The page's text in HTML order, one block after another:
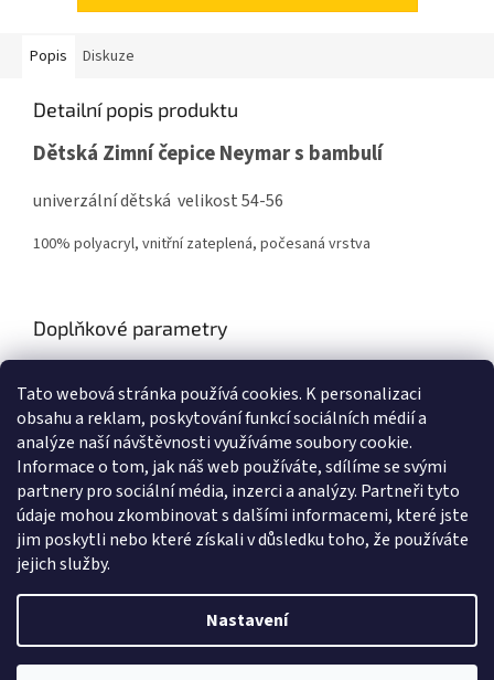
Tato webová stránka používá cookies. K personalizaci
obsahu a reklam, poskytování funkcí sociálních médií a
analýze naší návštěvnosti využíváme soubory cookie.
Informace o tom, jak náš web používáte, sdílíme se svými
partnery pro sociální média, inzerci a analýzy. Partneři tyto
údaje mohou zkombinovat s dalšími informacemi, které jste
jim poskytli nebo které získali v důsledku toho, že používáte
jejich služby.
Nastavení
Popis Diskuze
Detailní popis produktu
Dětská Zimní čepice Neymar s bambulí
univerzální dětská velikost 54-56
100% polyacryl, vnitřní zateplená, počesaná vrstva
Doplňkové parametry
Hmotnost:
0.3 kg
Položka byla vyprodána…
Zboží.cz Heureka.cz Námořnická trička Levné ubytování Praha
Vytvořil Shoptet